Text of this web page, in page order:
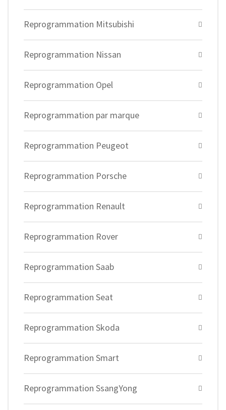
Reprogrammation Mitsubishi
Reprogrammation Nissan
Reprogrammation Opel
Reprogrammation par marque
Reprogrammation Peugeot
Reprogrammation Porsche
Reprogrammation Renault
Reprogrammation Rover
Reprogrammation Saab
Reprogrammation Seat
Reprogrammation Skoda
Reprogrammation Smart
Reprogrammation SsangYong